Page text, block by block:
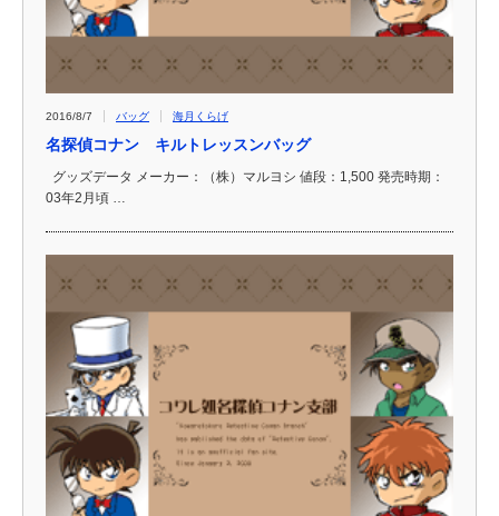
2016/8/7 バッグ 海月くらげ
名探偵コナン キルトレッスンバッグ
グッズデータ メーカー：（株）マルヨシ 値段：1,500 発売時期：
03年2月頃 …